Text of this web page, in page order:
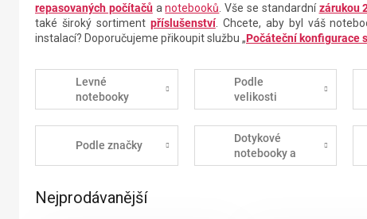
repasovaných počítačůanotebooků. Vše se standardnízárukou
také široký sortiment příslušenství. Chcete, aby byl váš
instalací? Doporučujeme přikoupit službu „Počáteční konfigurace
Levné
notebooky
Podle
velikosti
Podle značky
Dotykové
notebooky a
tablety
Nejprodávanější